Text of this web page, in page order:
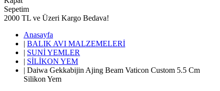
Sepetim
2000 TL ve Üzeri Kargo Bedava!
Anasayfa
| BALIK AVI MALZEMELERİ
| SUNİ YEMLER
| SİLİKON YEM
| Daiwa Gekkabijin Ajing Beam Vaticon Custom 5.5 Cm
Silikon Yem